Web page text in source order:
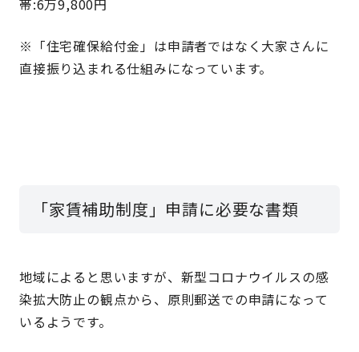
※「住宅確保給付金」は申請者ではなく大家さんに
直接振り込まれる仕組みになっています。
「家賃補助制度」申請に必要な書類
地域によると思いますが、新型コロナウイルスの感
染拡大防止の観点から、原則郵送での申請になって
いるようです。